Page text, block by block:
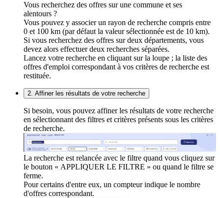
Vous recherchez des offres sur une commune et ses
alentours ?
Vous pouvez y associer un rayon de recherche compris entre
0 et 100 km (par défaut la valeur sélectionnée est de 10 km).
Si vous recherchez des offres sur deux départements, vous
devez alors effectuer deux recherches séparées.
Lancez votre recherche en cliquant sur la loupe ; la liste des
offres d'emploi correspondant à vos critères de recherche est
restituée.
2. Affiner les résultats de votre recherche
Si besoin, vous pouvez affiner les résultats de votre recherche
en sélectionnant des filtres et critères présents sous les critères
de recherche.
La recherche est relancée avec le filtre quand vous cliquez sur
le bouton « APPLIQUER LE FILTRE » ou quand le filtre se
ferme.
Pour certains d'entre eux, un compteur indique le nombre
d'offres correspondant.